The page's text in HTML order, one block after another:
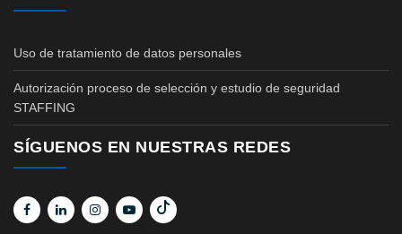
Uso de tratamiento de datos personales
Autorización proceso de selección y estudio de seguridad
STAFFING
SÍGUENOS EN NUESTRAS REDES